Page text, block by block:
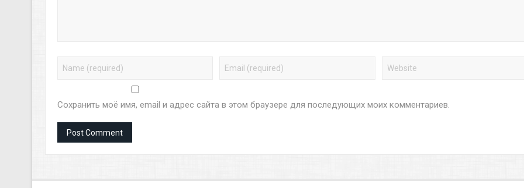
Сохранить моё имя, email и адрес сайта в этом браузере для последующих моих комментариев.